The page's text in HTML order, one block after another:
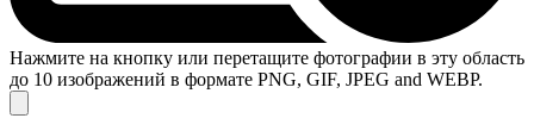
Нажмите на кнопку или перетащите фотографии в эту область
до 10 изображений в формате PNG, GIF, JPEG and WEBP.